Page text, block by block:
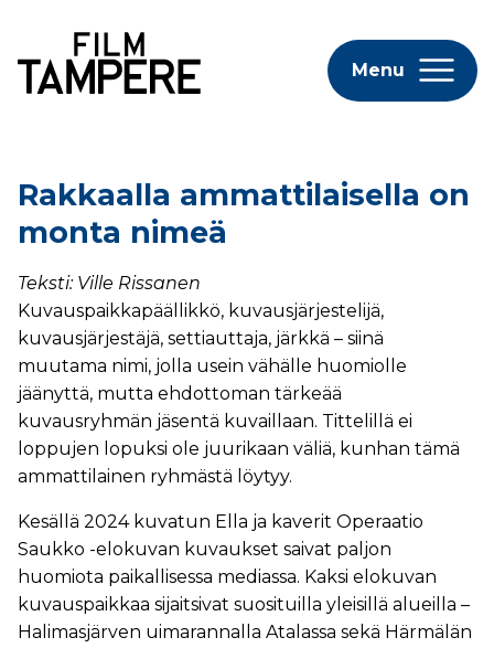
Menu
Rakkaalla ammattilaisella on
monta nimeä
Teksti: Ville Rissanen
Kuvauspaikkapäällikkö, kuvausjärjestelijä,
kuvausjärjestäjä, settiauttaja, järkkä – siinä
muutama nimi, jolla usein vähälle huomiolle
jäänyttä, mutta ehdottoman tärkeää
kuvausryhmän jäsentä kuvaillaan. Tittelillä ei
loppujen lopuksi ole juurikaan väliä, kunhan tämä
ammattilainen ryhmästä löytyy.
Kesällä 2024 kuvatun Ella ja kaverit Operaatio
Saukko -elokuvan kuvaukset saivat paljon
huomiota paikallisessa mediassa. Kaksi elokuvan
kuvauspaikkaa sijaitsivat suosituilla yleisillä alueilla –
Halimasjärven uimarannalla Atalassa sekä Härmälän